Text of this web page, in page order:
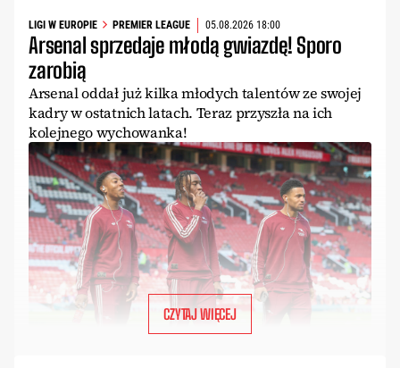
LIGI W EUROPIE PREMIER LEAGUE 05.08.2026 18:00
Arsenal sprzedaje młodą gwiazdę! Sporo
zarobią
Arsenal oddał już kilka młodych talentów ze swojej
kadry w ostatnich latach. Teraz przyszła na ich
kolejnego wychowanka!
CZYTAJ WIĘCEJ